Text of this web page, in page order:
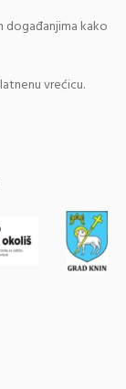
događanjima kako
vrećicu.